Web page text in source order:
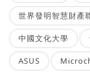
世界發明智慧財產
中國文化大學
ASUS